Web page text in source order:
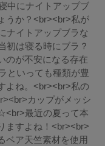
中にナイトアップブ
うか？<br><br>私が
ナイトアップブラな
初は寝る時にブラ？
のが不安になる存在
といっても種類が豊
よね。<br><br>私の
カップがメッシ
最近の夏って本
ますよね！<br><br>
ベア天竺素材を使用